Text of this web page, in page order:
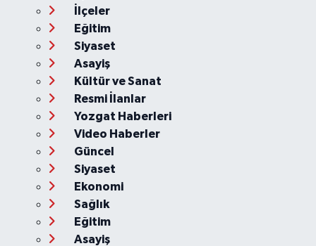
İlçeler
Eğitim
Siyaset
Asayiş
Kültür ve Sanat
Resmi İlanlar
Yozgat Haberleri
Video Haberler
Güncel
Siyaset
Ekonomi
Sağlık
Eğitim
Asayiş